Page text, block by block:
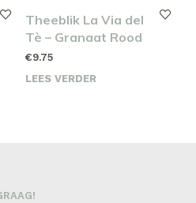
Theeblik La Via del
Tè – Granaat Rood
€9.75
LEES VERDER